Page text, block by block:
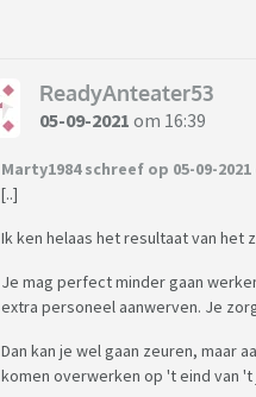
ReadyAnteater53
05-09-2021 om 16:39
Marty1984 schreef op 05-09-2021
[..]
Ik ken helaas het resultaat van het
Je mag perfect minder gaan
extra personeel aanwerven. Je
Dan kan je wel gaan zeuren, maar
komen overwerken op 't eind van